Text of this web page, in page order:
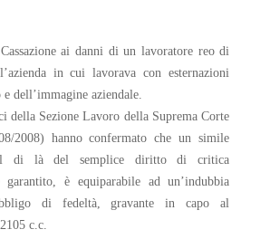
ai danni di un lavoratore reo di
in cui lavorava con esternazioni
dell’immagine aziendale.
della Sezione Lavoro della Suprema Corte
2008) hanno confermato che un simile
di là del semplice diritto di critica
garantito, è equiparabile ad un’indubbia
di fedeltà, gravante in capo al
c.c.